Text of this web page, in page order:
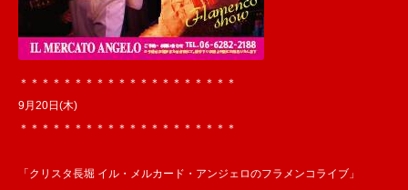
＊＊＊＊＊＊＊＊＊＊＊＊＊＊＊＊＊＊＊＊
9月20日(木)
＊＊＊＊＊＊＊＊＊＊＊＊＊＊＊＊＊＊＊＊
「クリスタ長堀 イル・メルカード・アンジェロのフラメンコライブ」